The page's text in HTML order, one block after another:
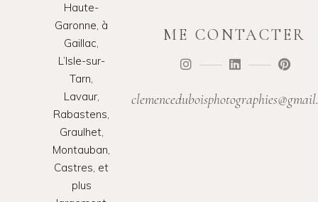
Haute-
Garonne, à
Gaillac,
L’Isle-sur-
Tarn,
Lavaur,
Rabastens,
Graulhet,
Montauban,
Castres, et
plus
ME CONTACTER